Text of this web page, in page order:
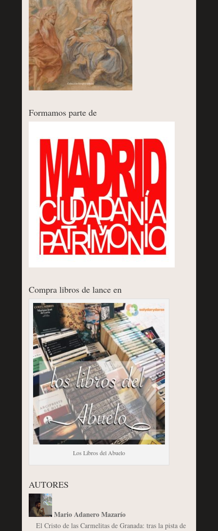
Formamos parte de
Compra libros de lance en
Los Libros del Abuelo
AUTORES
Mario Adanero Mazarío
El Cristo de las Carmelitas de Granada: tras la pista de